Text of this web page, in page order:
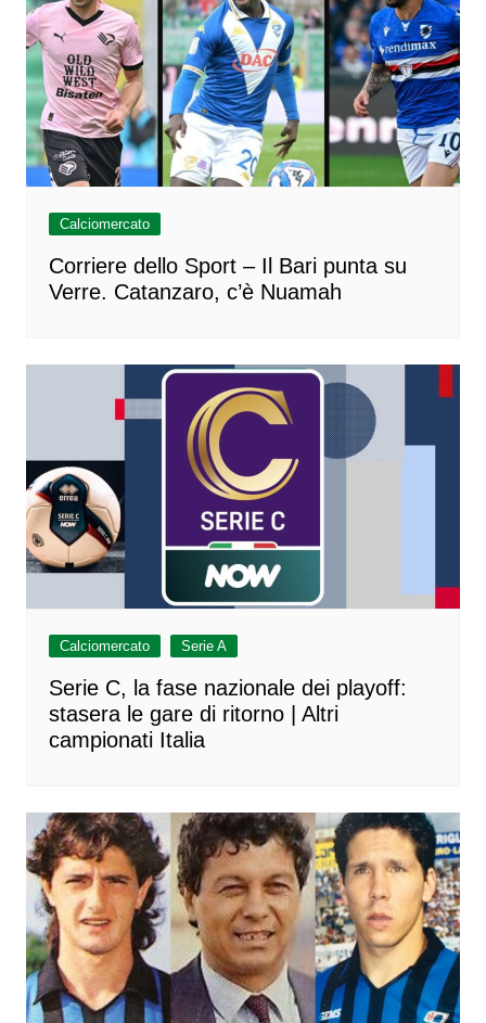
Calciomercato
Corriere dello Sport – Il Bari punta su
Verre. Catanzaro, c’è Nuamah
Calciomercato Serie A
Serie C, la fase nazionale dei playoff:
stasera le gare di ritorno | Altri
campionati Italia